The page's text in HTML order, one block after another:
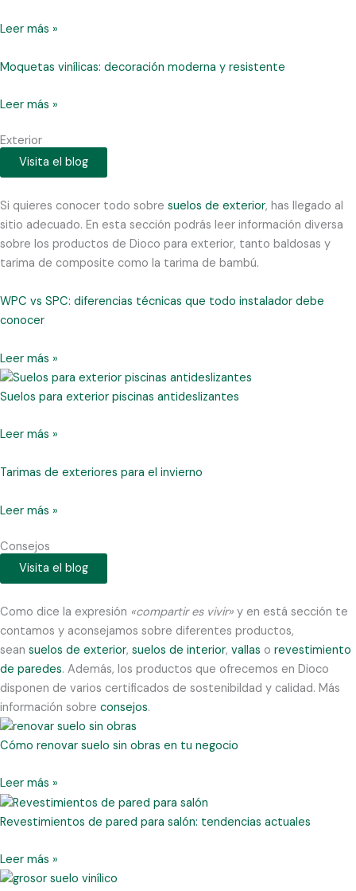
Leer más »
Moquetas vinílicas: decoración moderna y resistente
Leer más »
Exterior
Visita el blog
Si quieres conocer todo sobre suelos de exterior, has llegado al
sitio adecuado. En esta sección podrás leer información diversa
sobre los productos de Dioco para exterior, tanto baldosas y
tarima de composite como la tarima de bambú.
WPC vs SPC: diferencias técnicas que todo instalador debe
conocer
Leer más »
Suelos para exterior piscinas antideslizantes
Leer más »
Tarimas de exteriores para el invierno
Leer más »
Consejos
Visita el blog
Como dice la expresión «compartir es vivir» y en está sección te
contamos y aconsejamos sobre diferentes productos,
sean suelos de exterior, suelos de interior, vallas o revestimiento
de paredes. Además, los productos que ofrecemos en Dioco
disponen de varios certificados de sostenibildad y calidad. Más
información sobre consejos.
Cómo renovar suelo sin obras en tu negocio
Leer más »
Revestimientos de pared para salón: tendencias actuales
Leer más »